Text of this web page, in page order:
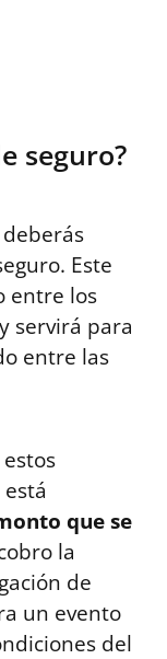
seguro?
Este
entre los
y servirá para
entre las
que se
la
de
un evento
del